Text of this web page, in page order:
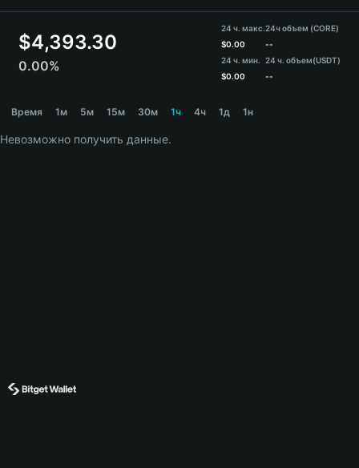
ภาษาไทย
Español
Español (Argentina)
$4,393.30
0.00%
24 ч. макс.
$0.00
24 ч. мин.
$0.00
24ч объем (CORE)
--
24 ч. объем(USDT)
--
Время 1м 5м 15м 30м 1ч 4ч 1д 1н
Невозможно получить данные.